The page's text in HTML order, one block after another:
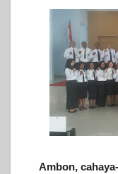
Ambon,